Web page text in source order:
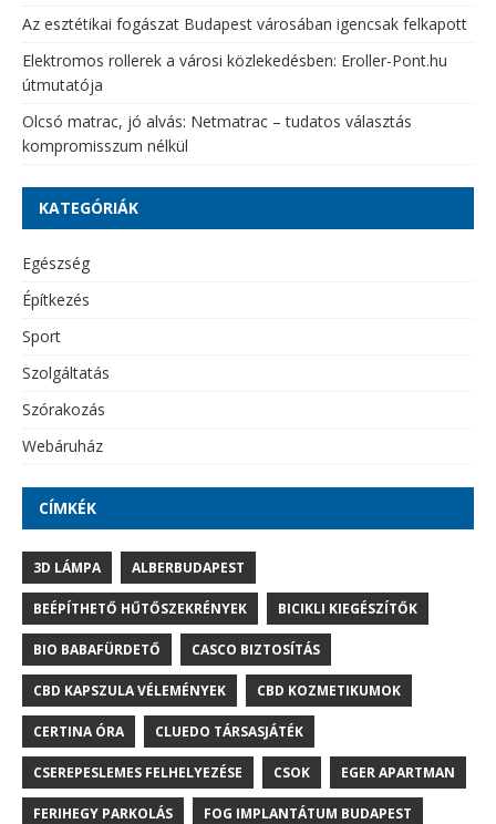
Az esztétikai fogászat Budapest városában igencsak felkapott
Elektromos rollerek a városi közlekedésben: Eroller-Pont.hu
útmutatója
Olcsó matrac, jó alvás: Netmatrac – tudatos választás
kompromisszum nélkül
KATEGÓRIÁK
Egészség
Építkezés
Sport
Szolgáltatás
Szórakozás
Webáruház
CÍMKÉK
3D LÁMPA ALBERBUDAPEST
BEÉPÍTHETŐ HŰTŐSZEKRÉNYEK BICIKLI KIEGÉSZÍTŐK
BIO BABAFÜRDETŐ CASCO BIZTOSÍTÁS
CBD KAPSZULA VÉLEMÉNYEK CBD KOZMETIKUMOK
CERTINA ÓRA CLUEDO TÁRSASJÁTÉK
CSEREPESLEMES FELHELYEZÉSE CSOK EGER APARTMAN
FERIHEGY PARKOLÁS FOG IMPLANTÁTUM BUDAPEST